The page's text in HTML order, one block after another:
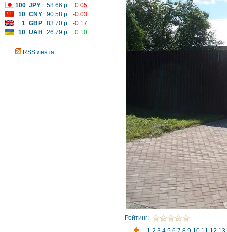
100 JPY : 58.66 р. +0.05
10 CNY: 90.58 р. -0.03
1 GBP: 83.70 р. -0.17
10 UAH: 26.79 р. +0.10
RSS лента
Рейтинг: